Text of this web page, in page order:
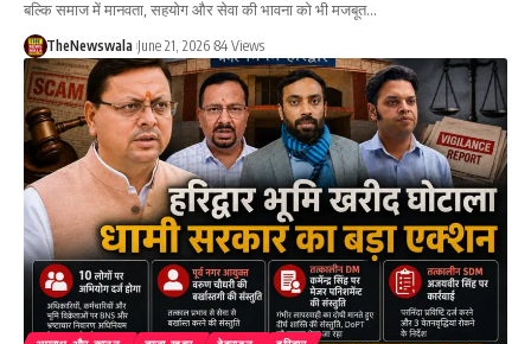
बल्कि समाज में मानवता, सहयोग और सेवा की भावना को भी मजबूत…
TheNewswala June 21, 2026 84 Views